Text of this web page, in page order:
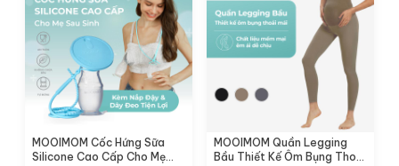
MOOIMOM Cốc Hứng Sữa
Silicone Cao Cấp Cho Mẹ
MOOIMOM Quần Legging
Bầu Thiết Kế Ôm Bụng Thoải